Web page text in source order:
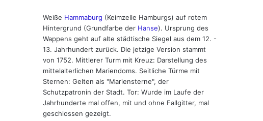
Weiße Hammaburg (Keimzelle Hamburgs) auf rotem
Hintergrund (Grundfarbe der Hanse). Ursprung des
Wappens geht auf alte städtische Siegel aus dem 12. -
13. Jahrhundert zurück. Die jetzige Version stammt
von 1752. Mittlerer Turm mit Kreuz: Darstellung des
mittelalterlichen Mariendoms. Seitliche Türme mit
Sternen: Gelten als "Mariensterne", der
Schutzpatronin der Stadt. Tor: Wurde im Laufe der
Jahrhunderte mal offen, mit und ohne Fallgitter, mal
geschlossen gezeigt.